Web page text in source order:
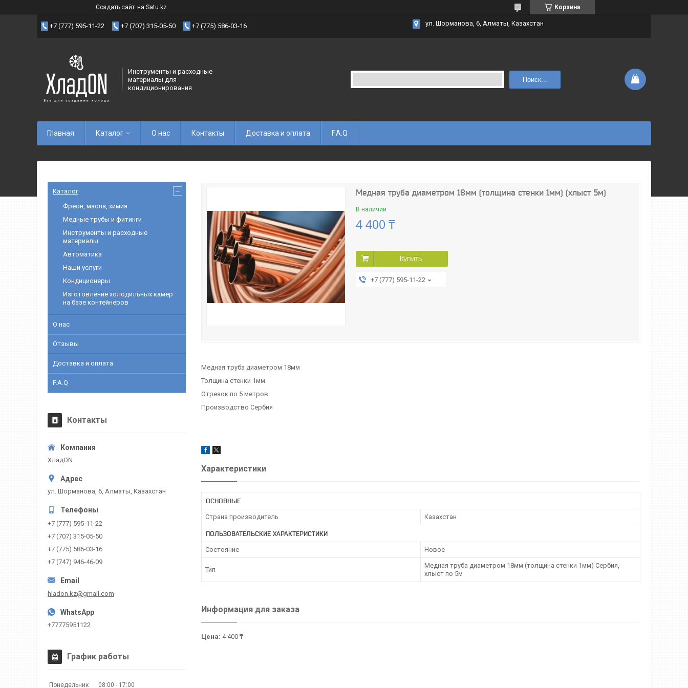
Создать сайт на Satu.kz Корзина
+7 (777) 595-11-22 +7 (707) 315-05-50 +7 (775) 586-03-16 ул. Шорманова, 6, Алматы, Казахстан
Инструменты и расходные
материалы для
кондиционирования
Поиск...
Главная Каталог О нас Контакты Доставка и оплата F.A.Q
Медная труба диаметром 18мм (толщина стенки 1мм) (хлыст 5м)
В наличии
4 400 ₸
Купить
+7 (777) 595-11-22
Медная труба диаметром 18мм
Толщина стенки 1мм
Отрезок по 5 метров
Производство Сербия
Характеристики
ОСНОВНЫЕ
Страна производитель Казахстан
ПОЛЬЗОВАТЕЛЬСКИЕ ХАРАКТЕРИСТИКИ
Состояние Новое
Тип
Медная труба диаметром 18мм (толщина стенки 1мм) Сербия,
хлыст по 5м
Информация для заказа
Цена: 4 400 ₸
Каталог
Фреон, масла, химия
Медные трубы и фитинги
Инструменты и расходные
материалы
Автоматика
Наши услуги
Кондиционеры
Изготовление холодильных камер
на базе контейнеров
О нас
Отзывы
Доставка и оплата
F.A.Q
Контакты
ХладON
ул. Шорманова, 6, Алматы, Казахстан
+7 (777) 595-11-22
+7 (707) 315-05-50
+7 (775) 586-03-16
+7 (747) 946-46-09
hladon.kz@gmail.com
+77775951122
График работы
Понедельник 08:00 17:00